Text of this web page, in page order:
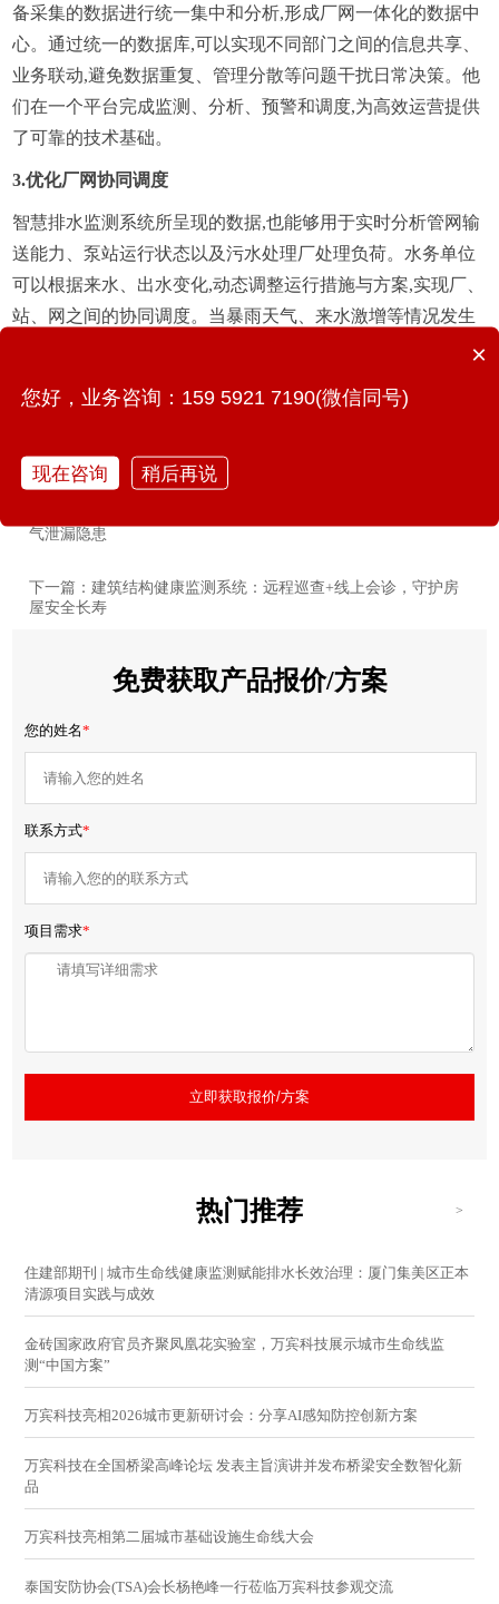
备采集的数据进行统一集中和分析,形成厂网一体化的数据中
心。通过统一的数据库,可以实现不同部门之间的信息共享、
业务联动,避免数据重复、管理分散等问题干扰日常决策。他
们在一个平台完成监测、分析、预警和调度,为高效运营提供
了可靠的技术基础。
3.优化厂网协同调度
智慧排水监测系统所呈现的数据,也能够用于实时分析管网输
送能力、泵站运行状态以及污水处理厂处理负荷。水务单位
可以根据来水、出水变化,动态调整运行措施与方案,实现厂、
站、网之间的协同调度。当暴雨天气、来水激增等情况发生
时,可以立即优化泵站启停、污水处理厂的污水分配,减少溢流
气泄漏隐患
下一篇：建筑结构健康监测系统：远程巡查+线上会诊，守护房
屋安全长寿
免费获取产品报价/方案
您的姓名*
联系方式*
项目需求*
立即获取报价/方案
热门推荐 >
住建部期刊 | 城市生命线健康监测赋能排水长效治理：厦门集美区正本
清源项目实践与成效
金砖国家政府官员齐聚凤凰花实验室，万宾科技展示城市生命线监
测“中国方案”
万宾科技亮相2026城市更新研讨会：分享AI感知防控创新方案
万宾科技在全国桥梁高峰论坛 发表主旨演讲并发布桥梁安全数智化新
品
万宾科技亮相第二届城市基础设施生命线大会
泰国安防协会(TSA)会长杨艳峰一行莅临万宾科技参观交流
×
您好，业务咨询：159 5921 7190(微信同号)
现在咨询 稍后再说